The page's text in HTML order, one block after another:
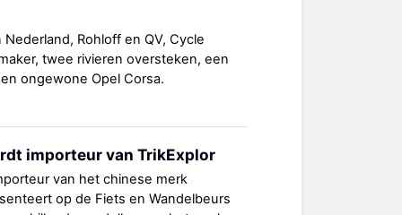
Rohloff en QV, Cycle
twee rivieren oversteken, een
ongewone Opel Corsa.
importeur van TrikExplor
van het chinese merk
op de Fiets en Wandelbeurs